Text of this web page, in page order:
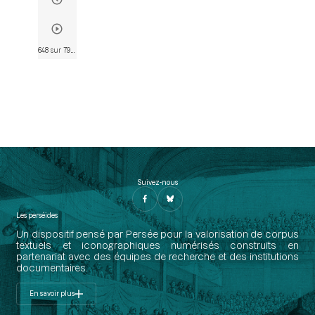
Suivez-nous
Les perséides
Un dispositif pensé par Persée pour la valorisation de corpus
textuels et iconographiques numérisés construits en
partenariat avec des équipes de recherche et des institutions
documentaires.
En savoir plus